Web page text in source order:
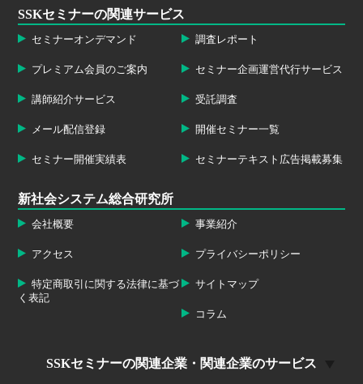
SSKセミナーの関連サービス
セミナーオンデマンド 調査レポート
プレミアム会員のご案内 セミナー企画運営代行サービス
講師紹介サービス 受託調査
メール配信登録 開催セミナー一覧
セミナー開催実績表 セミナーテキスト広告掲載募集
新社会システム総合研究所
会社概要 事業紹介
アクセス プライバシーポリシー
特定商取引に関する法律に基づ
く表記
サイトマップ
コラム
SSKセミナーの関連企業・関連企業のサービス